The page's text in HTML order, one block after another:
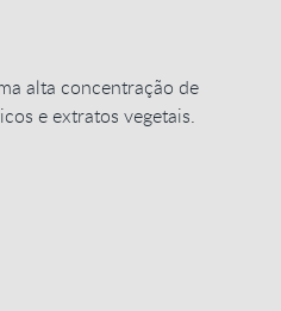
alta concentração de
e extratos vegetais.